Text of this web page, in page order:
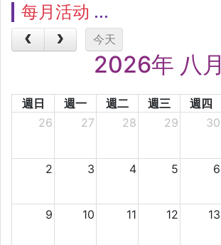
每月活动
今天
2026年 八月
週日 週一 週二 週三 週四
26
27 28 29 30
2 3 4 5 6
9 10 11 12 13